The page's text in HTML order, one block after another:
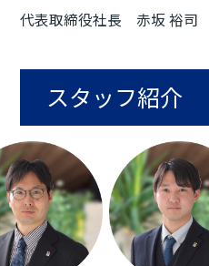
代表取締役社長 赤坂 裕司
スタッフ紹介